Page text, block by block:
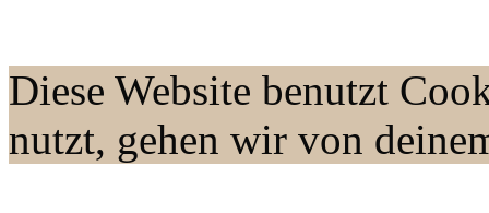
Diese Website benutzt
nutzt, gehen wir von